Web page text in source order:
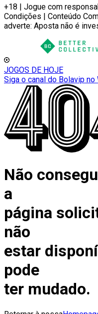
+18 | Jogue com
Condições | Conteúdo
adverte: Aposta não é
JOGOS DE HOJE
Siga o canal do Bolavip no
Não
a
página
não
estar
pode
ter mudado.